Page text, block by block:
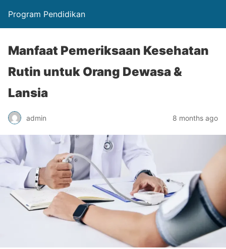
Program Pendidikan
Manfaat Pemeriksaan Kesehatan
Rutin untuk Orang Dewasa &
Lansia
admin 8 months ago